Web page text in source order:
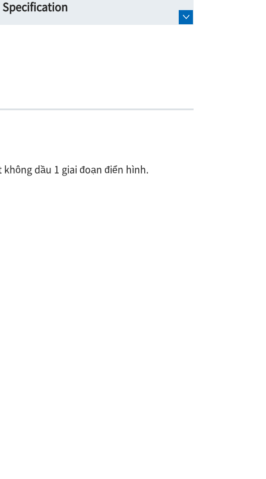
Specification
dầu 1 giai đoạn điển hình.